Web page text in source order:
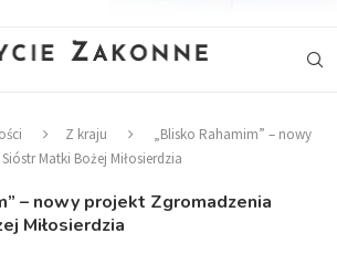
Z kraju
„Blisko Rahamim” – nowy
Matki Bożej Miłosierdzia
– nowy projekt Zgromadzenia
Miłosierdzia